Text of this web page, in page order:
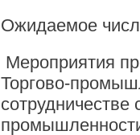
Ожидаемое
Мероприятия
Торгово-